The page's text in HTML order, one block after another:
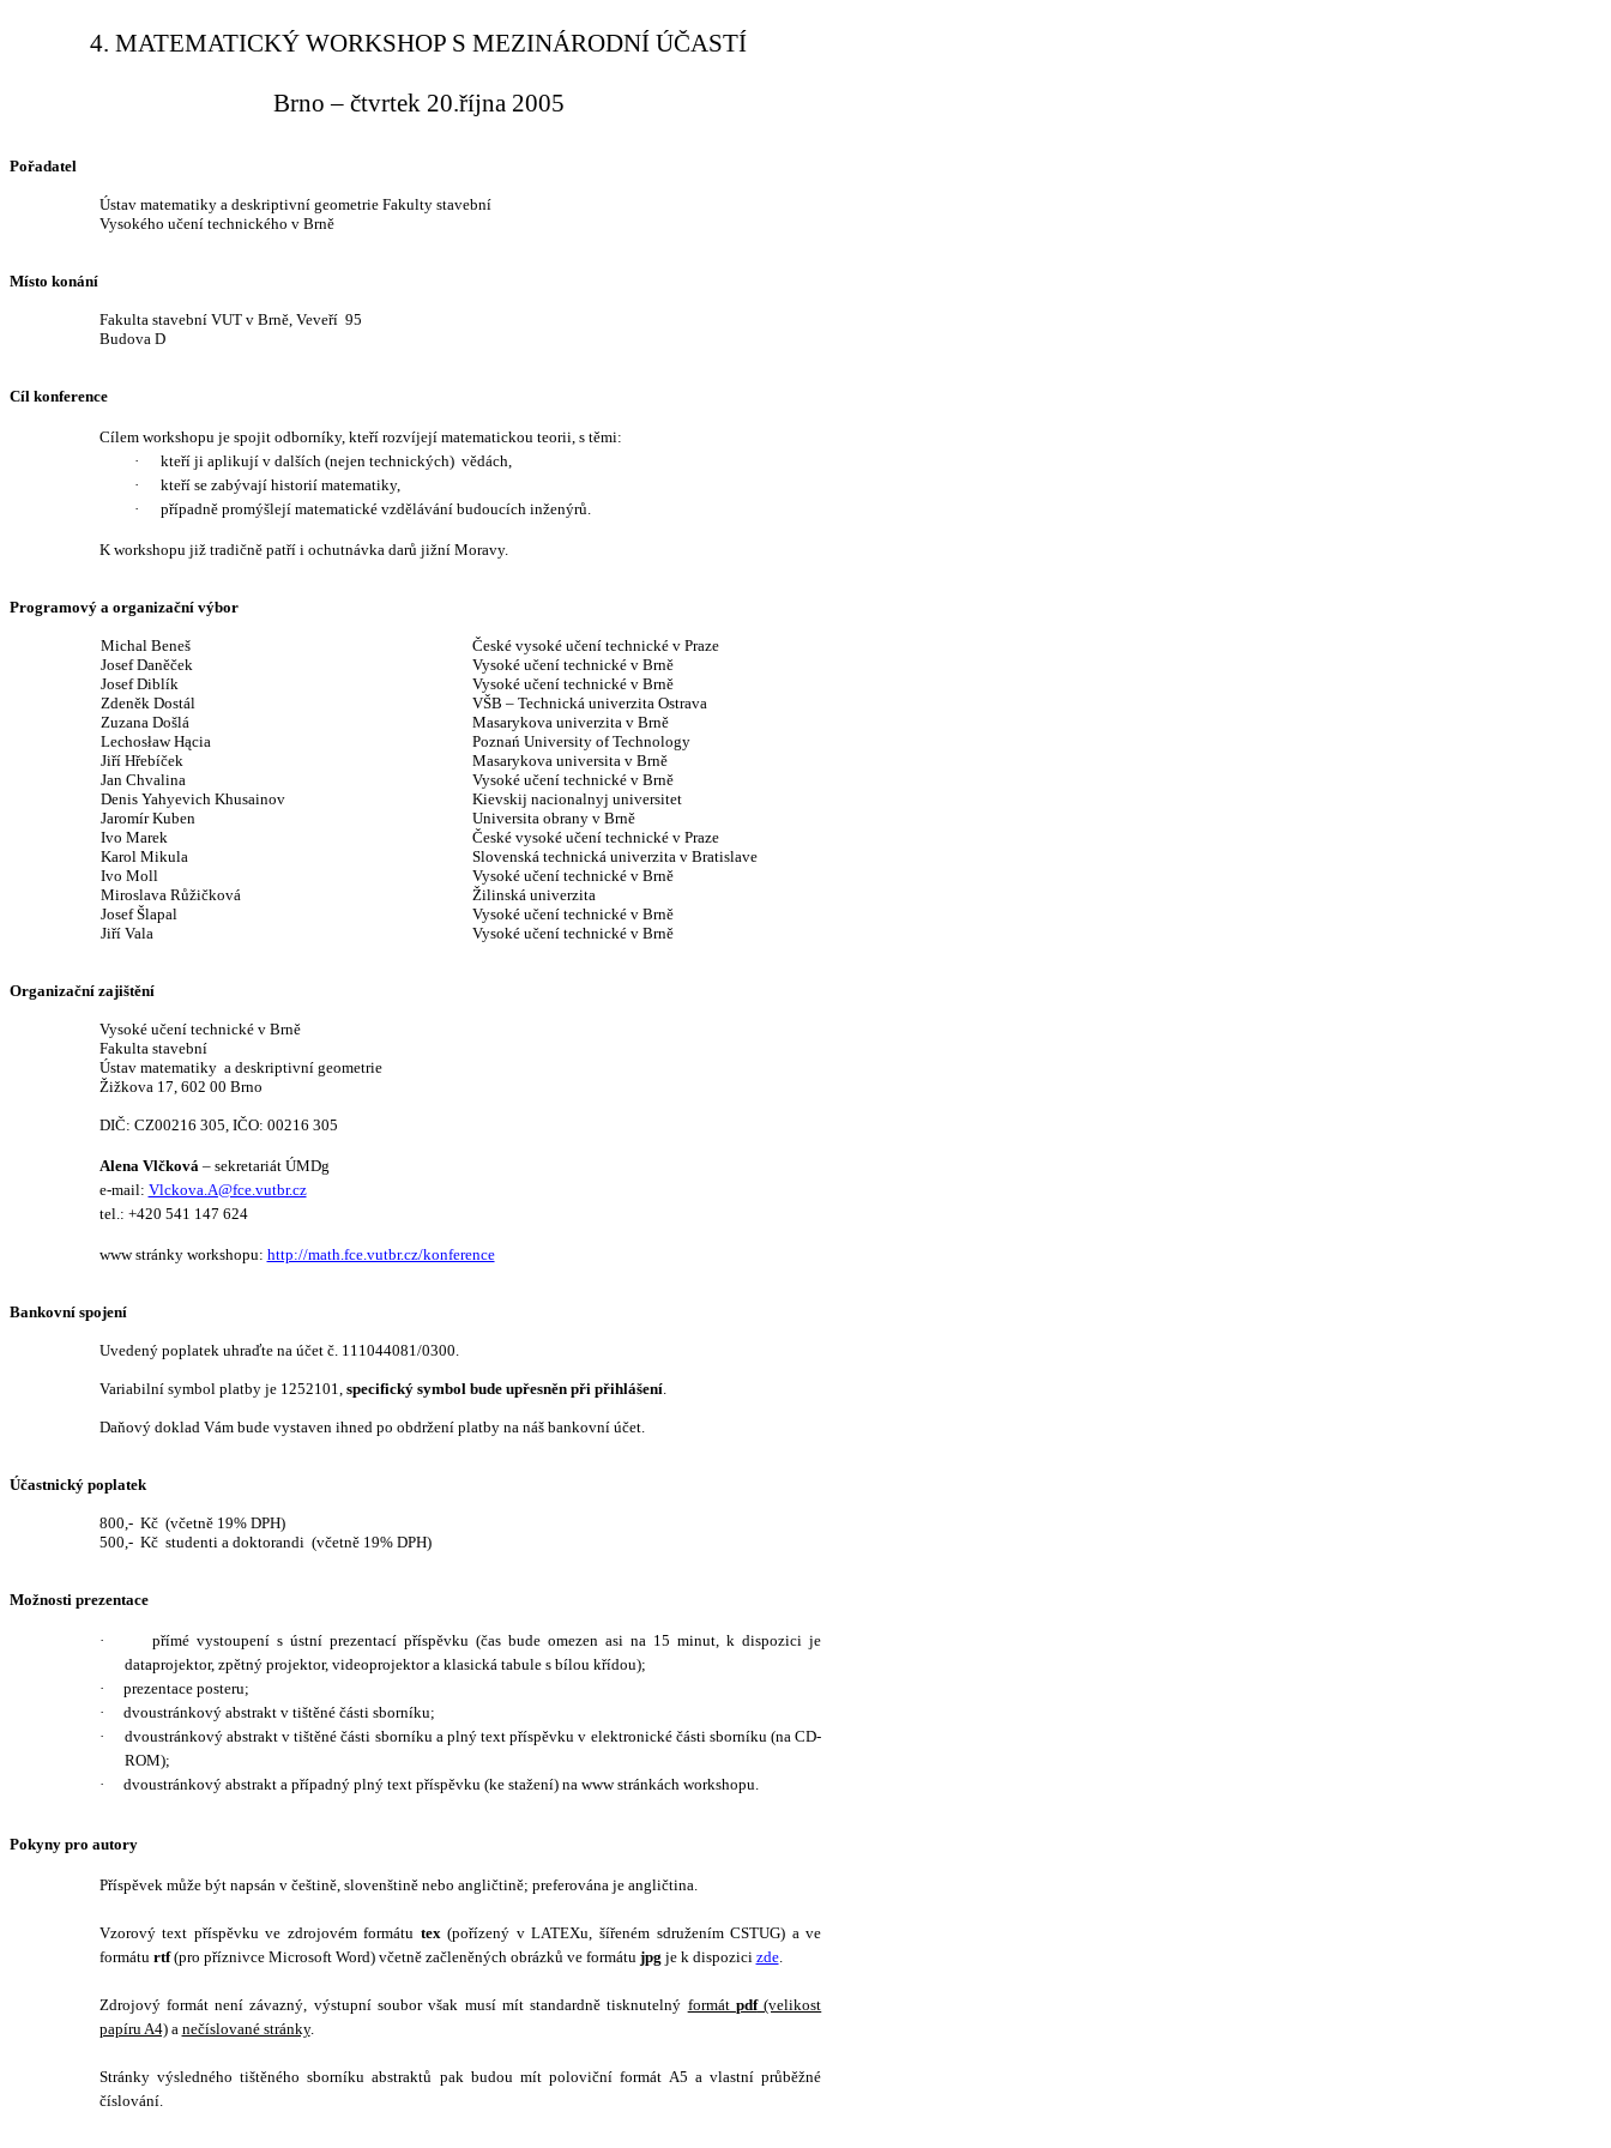
4. MATEMATICKÝ WORKSHOP S MEZINÁRODNÍ ÚČASTÍ
Brno – čtvrtek 20.října 2005
Pořadatel
Ústav matematiky a deskriptivní geometrie Fakulty stavební
Vysokého učení technického v Brně
Místo konání
Fakulta stavební VUT v Brně, Veveří 95
Budova D
Cíl konference
Cílem workshopu je spojit odborníky, kteří rozvíjejí matematickou teorii, s těmi:
·
kteří ji aplikují v dalších (nejen technických) vědách,
·
kteří se zabývají historií matematiky,
·
případně promýšlejí matematické vzdělávání budoucích inženýrů.
K workshopu již tradičně patří i ochutnávka darů jižní Moravy.
Programový a organizační výbor
Michal Beneš
České vysoké učení technické v Praze
Josef Daněček
Vysoké učení technické v Brně
Josef Diblík
Vysoké učení technické v Brně
Zdeněk Dostál
VŠB – Technická univerzita Ostrava
Zuzana Došlá
Masarykova univerzita v Brně
Lechosław Hącia
Poznań University of Technology
Jiří Hřebíček
Masarykova universita v Brně
Jan Chvalina
Vysoké učení technické v Brně
Denis Yahyevich Khusainov
Kievskij nacionalnyj universitet
Jaromír Kuben
Universita obrany v Brně
Ivo Marek
České vysoké učení technické v Praze
Karol Mikula
Slovenská technická univerzita v Bratislave
Ivo Moll
Vysoké učení technické v Brně
Miroslava Růžičková
Žilinská univerzita
Josef Šlapal
Vysoké učení technické v Brně
Jiří Vala
Vysoké učení technické v Brně
Organizační zajištění
Vysoké učení technické v Brně
Fakulta stavební
Ústav matematiky a deskriptivní geometrie
Žižkova 17, 602 00 Brno
DIČ: CZ00216 305, IČO: 00216 305
Alena Vlčková– sekretariát ÚMDg
e-mail: Vlckova.A@fce.vutbr.cz
tel.: +420 541 147 624
www stránky workshopu: http://math.fce.vutbr.cz/konference
Bankovní spojení
Uvedený poplatek uhraďte na účet č. 111044081/0300.
Variabilní symbol platby je 1252101, specifický symbol bude upřesněn při přihlášení.
Daňový doklad Vám bude vystaven ihned po obdržení platby na náš bankovní účet.
Účastnický poplatek
800,- Kč (včetně 19% DPH)
500,- Kč studenti a doktorandi (včetně 19% DPH)
Možnosti prezentace
·
přímé vystoupení s ústní prezentací příspěvku (čas bude omezen asi na 15 minut, k dispozici je
dataprojektor, zpětný projektor, videoprojektor a klasická tabule s bílou křídou);
·
prezentace posteru;
·
dvoustránkový abstrakt v tištěné části sborníku;
·
dvoustránkový abstrakt v tištěné části sborníku a plný text příspěvku v elektronické části sborníku (na CD-
ROM);
·
dvoustránkový abstrakt a případný plný text příspěvku (ke stažení) na www stránkách workshopu.
Pokyny pro autory
Příspěvek může být napsán v češtině, slovenštině nebo angličtině; preferována je angličtina.
Vzorový text příspěvku ve zdrojovém formátu tex(pořízený v LATEXu, šířeném sdružením CSTUG) a ve
formátu rtf(pro příznivce Microsoft Word) včetně začleněných obrázků ve formátu jpg je k dispozici zde.
Zdrojový formát není závazný, výstupní soubor však musí mít standardně tisknutelný formát pdf(velikost
papíru A4)a nečíslované stránky.
Stránky výsledného tištěného sborníku abstraktů pak budou mít poloviční formát A5 a vlastní průběžné
číslování.